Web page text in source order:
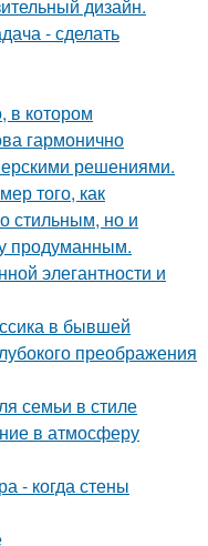
дизайн.
- сделать
в котором
гармонично
решениями.
того, как
стильным, но и
продуманным.
элегантности и
в бывшей
преображения
семьи в стиле
в атмосферу
- когда стены